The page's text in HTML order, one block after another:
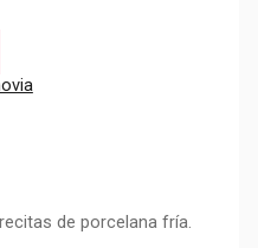
de porcelana fría.